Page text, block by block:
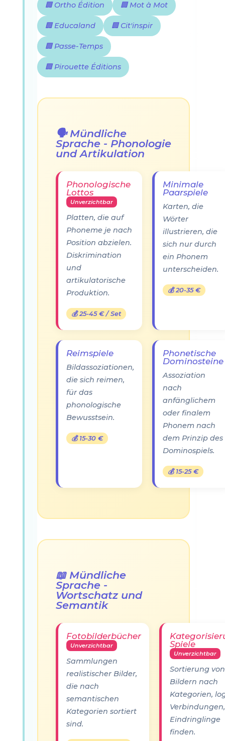
🏢 Ortho Édition 🏢 Mot à Mot
🏢 Educaland 🏢 Cit'inspir
🏢 Passe-Temps
🏢 Pirouette Éditions
🗣️ Mündliche
Sprache - Phonologie
und Artikulation
Phonologische
Lottos
Unverzichtbar
Platten, die auf
Phoneme je nach
Position abzielen.
Diskrimination
und
artikulatorische
Produktion.
💰 25-45 € / Set
Minimale
Paarspiele
Karten, die
Wörter
illustrieren, die
sich nur durch
ein Phonem
unterscheiden.
💰 20-35 €
Reimspiele
Bildassoziationen,
die sich reimen,
für das
phonologische
Bewusstsein.
💰 15-30 €
Phonetische
Dominosteine
Assoziation
nach
anfänglichem
oder finalem
Phonem nach
dem Prinzip des
Dominospiels.
💰 15-25 €
📖 Mündliche
Sprache -
Wortschatz und
Semantik
Fotobilderbücher
Unverzichtbar
Sammlungen
realistischer Bilder,
die nach
semantischen
Kategorien sortiert
sind.
Spiele
Unverzichtbar
Sortierung von
Bildern nach
Kategorien,
Verbindungen,
Eindringlinge
finden.